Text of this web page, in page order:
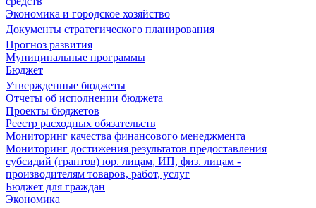
Экономика и городское хозяйство
Документы стратегического планирования
Прогноз развития
Муниципальные программы
Бюджет
Утвержденные бюджеты
Отчеты об исполнении бюджета
Проекты бюджетов
Реестр расходных обязательств
Мониторинг качества финансового менеджмента
Мониторинг достижения результатов предоставления
субсидий (грантов) юр. лицам, ИП, физ. лицам -
производителям товаров, работ, услуг
Бюджет для граждан
Экономика